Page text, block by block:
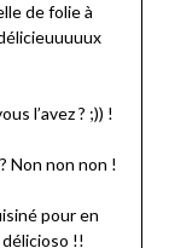
de folie à
l’avez ? ;)) !
Non non non !
pour en
!!